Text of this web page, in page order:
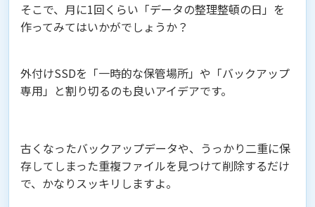
そこで、月に1回くらい「データの整理整頓の日」を
作ってみてはいかがでしょうか？
外付けSSDを「一時的な保管場所」や「バックアップ
専用」と割り切るのも良いアイデアです。
古くなったバックアップデータや、うっかり二重に保
存してしまった重複ファイルを見つけて削除するだけ
で、かなりスッキリしますよ。